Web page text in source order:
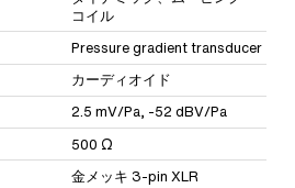
コイル
Pressure gradient transducer
カーディオイド
2.5 mV/Pa, -52 dBV/Pa
500 Ω
金メッキ 3-pin XLR